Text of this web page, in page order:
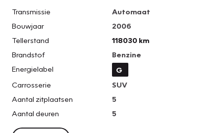
Transmissie
Automaat
Bouwjaar
2006
Tellerstand
118030 km
Brandstof
Benzine
Energielabel
G
Carrosserie
SUV
Aantal zitplaatsen
5
Aantal deuren
5